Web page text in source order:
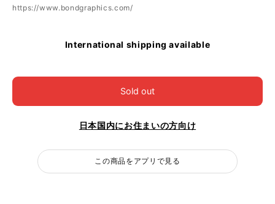
https://www.bondgraphics.com/
International shipping available
Sold out
日本国内にお住まいの方向け
この商品をアプリで見る